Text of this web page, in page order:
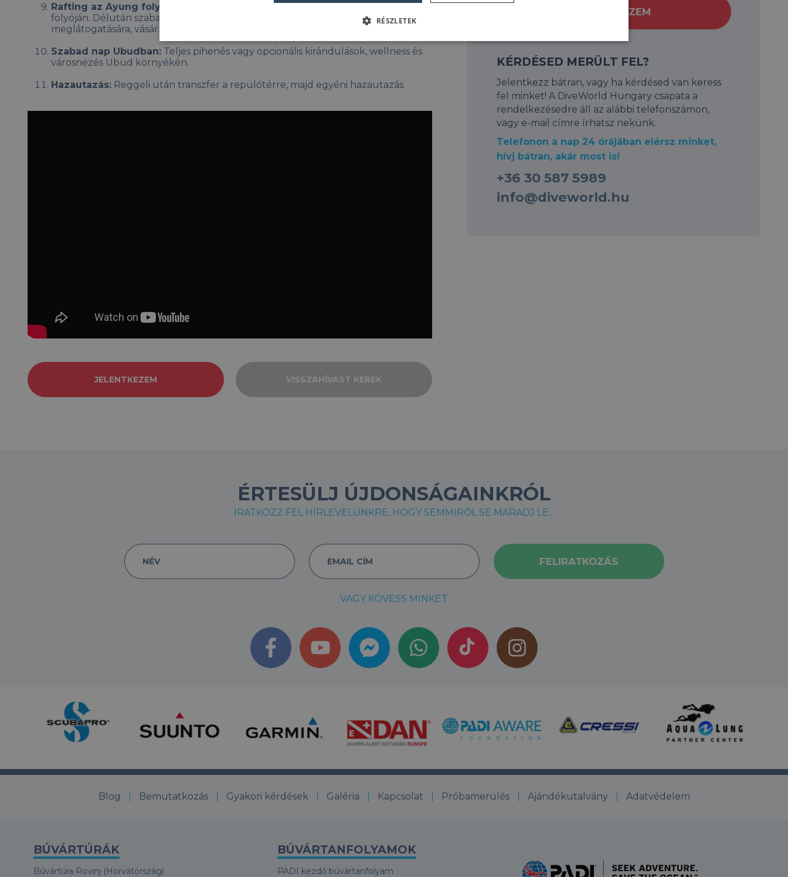
Rafting az Ayung folyón:
Izgalmas rafting túra Bali egyik legszebb dzsungeles
folyóján. Délután szabad program, lehetőség az ubudi majomerdő
meglátogatására, vásárlásra vagy pihenésre.
Szabad nap Ubudban: Teljes pihenés vagy opcionális kirándulások, wellness és
városnézés Ubud környékén.
Hazautazás: Reggeli után transzfer a repülőtérre, majd egyéni hazautazás.
JELENTKEZEM VISSZAHÍVÁST KÉREK
JELENTKEZEM
KÉRDÉSED MERÜLT FEL?
Jelentkezz bátran, vagy ha kérdésed van keress
fel minket! A DiveWorld Hungary csapata a
rendelkezésedre áll az alábbi telefonszámon,
vagy e-mail címre írhatsz nekünk.
Telefonon a nap 24 órájában elérsz minket,
hívj bátran, akár most is!
+36 30 587 5989
info@diveworld.hu
ÉRTESÜLJ ÚJDONSÁGAINKRÓL
IRATKOZZ FEL HÍRLEVELÜNKRE, HOGY SEMMIRŐL SE MARADJ LE...
VAGY KÖVESS MINKET
Blog Bemutatkozás Gyakori kérdések Galéria Kapcsolat Próbamerülés Ajándékutalvány Adatvédelem
BÚVÁRTÚRÁK
Búvártúra Rovinj (Horvátország)
BÚVÁRTANFOLYAMOK
PADI kezdő búvártanfolyam
RÉSZLETEK